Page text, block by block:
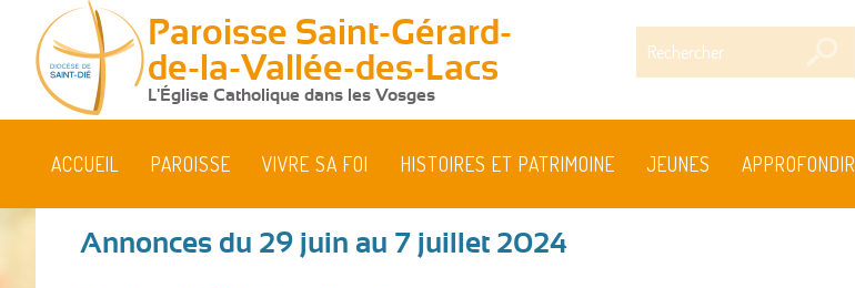
Paroisse Saint-Gérard-
de-la-Vallée-des-Lacs
L'Église Catholique dans les Vosges
ACCUEIL PAROISSE VIVRE SA FOI HISTOIRES ET PATRIMOINE JEUNES APPROFONDIR
Annonces du 29 juin au 7 juillet 2024